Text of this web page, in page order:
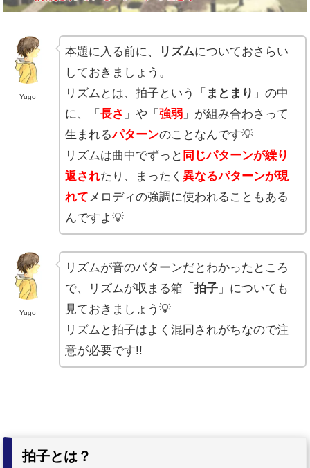
Yugo
本題に入る前に、 リズムについておさらい
しておきましょう。
リズムとは、拍子という「 まとまり 」の中
に、「長さ 」や「強弱 」が組み合わさって
生まれるパターンのことなんです💡
リズムは曲中でずっと 同じパターンが繰り
返されたり、まったく異なるパターンが現
れて メロディの強調に使われることもある
んですよ💡
Yugo
リズムが音のパターンだとわかったところ
で、リズムが収まる箱「拍子 」についても
見ておきましょう💡
リズムと拍子はよく混同されがちなので注
意が必要です!!
拍子とは？